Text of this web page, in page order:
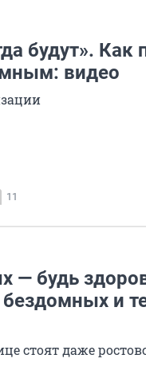
будут». Как
видео
11
— будь
и
стоят даже